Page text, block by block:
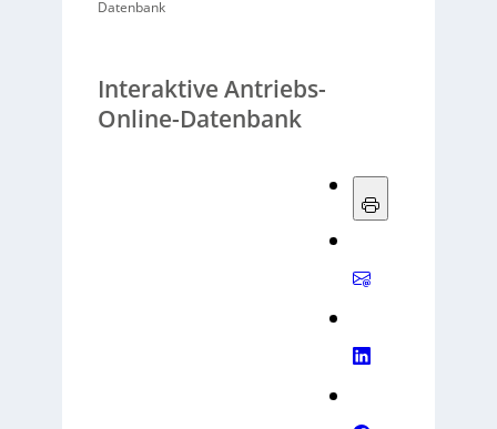
Datenbank
Interaktive Antriebs-
Online-Datenbank